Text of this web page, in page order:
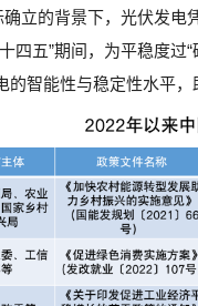
确立的背景下，光伏发电
四五”期间，为平稳度
的智能性与稳定性水平，